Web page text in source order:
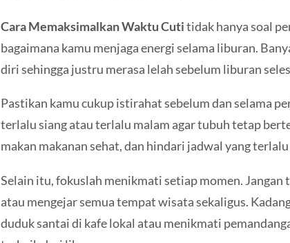
Cara Memaksimalkan Waktu Cutitidak hanya soal
bagaimana kamu menjaga energi selama liburan.
diri sehingga justru merasa lelah sebelum liburan
Pastikan kamu cukup istirahat sebelum dan selama
terlalu siang atau terlalu malam agar tubuh tetap
makan makanan sehat, dan hindari jadwal yang
Selain itu, fokuslah menikmati setiap momen.
atau mengejar semua tempat wisata sekaligus.
duduk santai di kafe lokal atau menikmati